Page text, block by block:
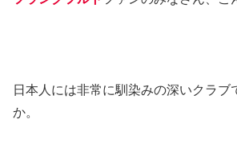
日本人には非常に馴染みの深いクラブ
か。